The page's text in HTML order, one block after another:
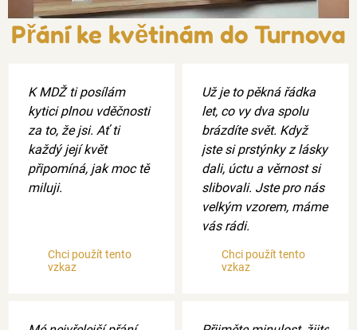
Přání ke květinám do Turnova
K MDŽ ti posílám
kytici plnou vděčnosti
za to, že jsi. Ať ti
každý její květ
připomíná, jak moc tě
miluji.
Chci použít tento
vzkaz
Už je to pěkná řádka
let, co vy dva spolu
brázdíte svět. Když
jste si prstýnky z lásky
dali, úctu a věrnost si
slibovali. Jste pro nás
velkým vzorem, máme
vás rádi.
Chci použít tento
vzkaz